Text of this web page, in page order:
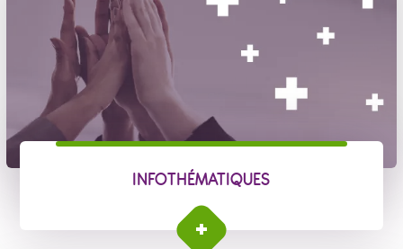
INFOTHÉMATIQUES